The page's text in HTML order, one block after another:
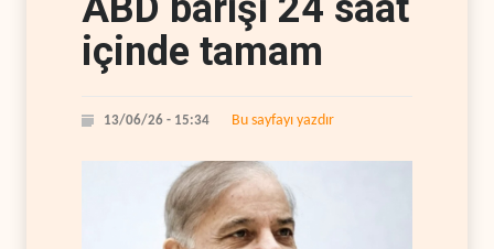
içinde tamam
13/06/26 - 15:34 Bu sayfayı yazdır